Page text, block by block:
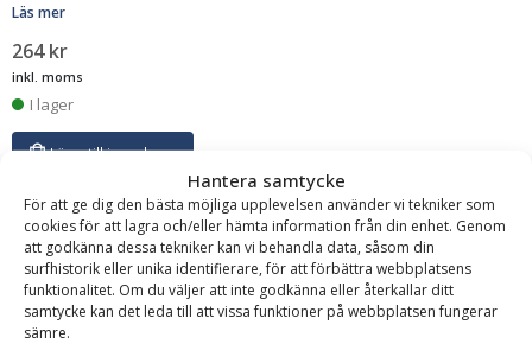
Hantera samtycke
För att ge dig den bästa möjliga upplevelsen använder vi tekniker som
cookies för att lagra och/eller hämta information från din enhet. Genom
att godkänna dessa tekniker kan vi behandla data, såsom din
surfhistorik eller unika identifierare, för att förbättra webbplatsens
funktionalitet. Om du väljer att inte godkänna eller återkallar ditt
samtycke kan det leda till att vissa funktioner på webbplatsen fungerar
sämre.
Läs mer
264kr
inkl. moms
I lager
Lägg till i varukorg